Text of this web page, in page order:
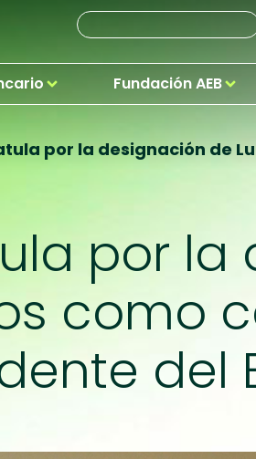
Fundación AEB
por la designación de
por
como
del